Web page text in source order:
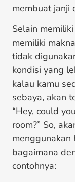
membuat janji
Selain
memiliki
tidak
kondisi yang
kalau kamu
sebaya, akan
“Hey, could
room?” So,
menggunakan
bagaimana
contohnya: